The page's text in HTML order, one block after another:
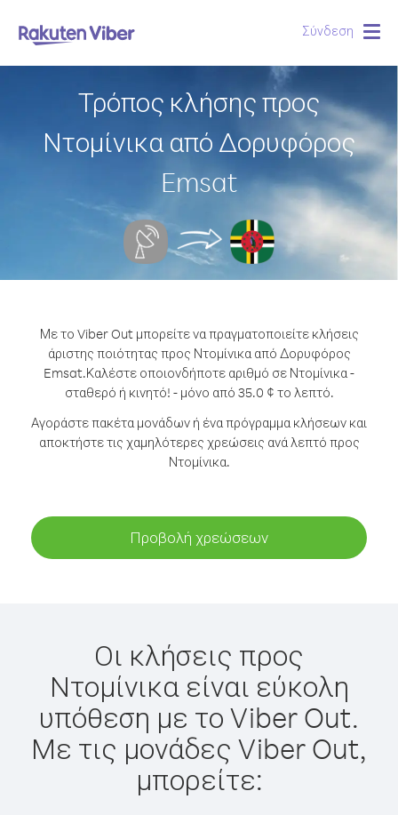
Σύνδεση
Τρόπος κλήσης προς
Ντομίνικα από Δορυφόρος
Emsat
Με το Viber Out μπορείτε να πραγματοποιείτε κλήσεις
άριστης ποιότητας προς Ντομίνικα από Δορυφόρος
Emsat.Καλέστε οποιονδήποτε αριθμό σε Ντομίνικα -
σταθερό ή κινητό! - μόνο από 35.0 ¢ το λεπτό.
Αγοράστε πακέτα μονάδων ή ένα πρόγραμμα κλήσεων και
αποκτήστε τις χαμηλότερες χρεώσεις ανά λεπτό προς
Ντομίνικα.
Προβολή χρεώσεων
Οι κλήσεις προς
Ντομίνικα είναι εύκολη
υπόθεση με το Viber Out.
Με τις μονάδες Viber Out,
μπορείτε: